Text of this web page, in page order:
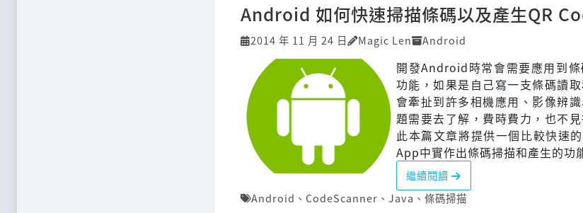
Android 如何快速掃描條碼以及產生QR
2014 年 11 月 24 日 Magic Len Android
開發Android時常會需要應用到
功能，如果是自己寫一支條碼讀
會牽扯到許多相機應用、影像辨
題需要去了解，費時費力，也不
此本篇文章將提供一個比較快速
App中實作出條碼掃描和產生的功
繼續閱讀
Android 、 CodeScanner 、 Java 、 條碼掃描